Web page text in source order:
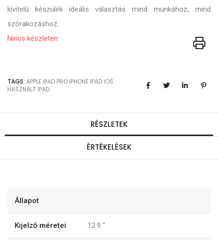
kivitelû készülék ideális választás mind munkához, mind
szórakozáshoz.
Nincs készleten
TAGS: APPLE IPAD PRO IPHONE IPAD IOS
HASZNÁLT IPAD
RÉSZLETEK
ÉRTÉKELÉSEK
Állapot
Kijelző méretei 12.9 "